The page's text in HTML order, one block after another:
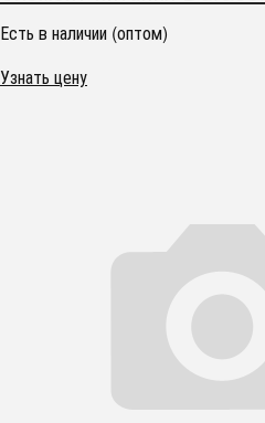
Есть в наличии (оптом)
Узнать цену